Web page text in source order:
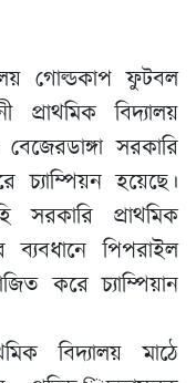
গোল্ডকাপ ফুটবল
প্রাথমিক বিদ্যালয়
সরকারি
চ্যাম্পিয়ন হয়েছে।
সরকারি প্রাথমিক
ব্যবধানে পিপরাইল
করে চ্যাম্পিয়ান
বিদ্যালয় মাঠে